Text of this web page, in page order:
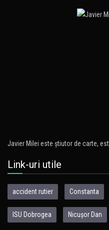
Javier Milei este ştiutor de carte,
Link-uri utile
accident rutier Constanta
ISU Dobrogea Nicușor Dan